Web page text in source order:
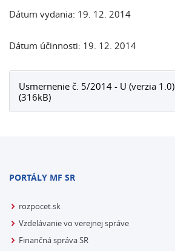
Dátum vydania: 19. 12. 2014
Dátum účinnosti: 19. 12. 2014
Usmernenie č. 5/2014 - U (verzia 1.0)
(316kB)
PORTÁLY MF SR
rozpocet.sk
Vzdelávanie vo verejnej správe
Finančná správa SR